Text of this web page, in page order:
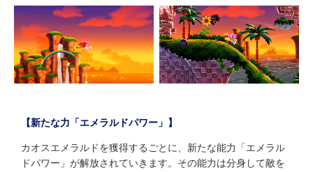
【新たな力「エメラルドパワー」】
カオスエメラルドを獲得するごとに、新たな能力「エメラル
ドパワー」が解放されていきます。その能力は分身して敵を